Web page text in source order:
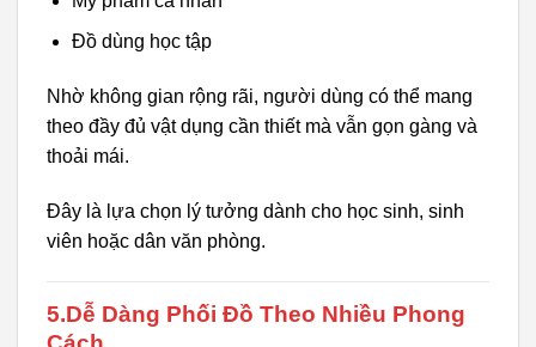
Đồ dùng học tập
Nhờ không gian rộng rãi, người dùng có thể mang
theo đầy đủ vật dụng cần thiết mà vẫn gọn gàng và
thoải mái.
Đây là lựa chọn lý tưởng dành cho học sinh, sinh
viên hoặc dân văn phòng.
5.Dễ Dàng Phối Đồ Theo Nhiều Phong